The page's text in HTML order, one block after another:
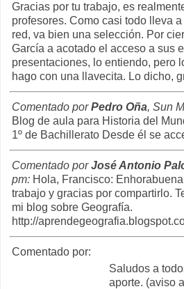
Gracias por tu trabajo, es
profesores. Como casi todo lleva
red, va bien una selección. Por
García a acotado el acceso a sus
presentaciones, lo entiendo, pero
hago con una llavecita. Lo dicho,
Comentado porPedro Oña, Sun
Blog de aula para Historia del
1º de Bachillerato Desde él se
Comentado porJosé Antonio
pm: Hola, Francisco:
trabajo y gracias por compartirlo.
mi blog sobre Geografía.
http://
Comentado por:
Saludos a
aporte. (aviso